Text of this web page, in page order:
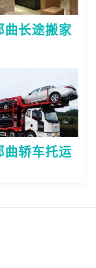
曲长途搬家
曲轿车托运